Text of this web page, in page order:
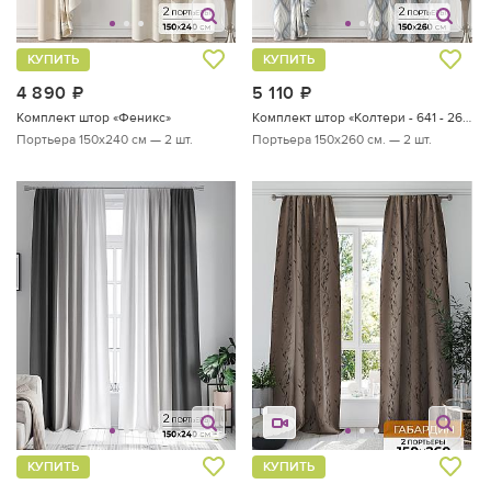
4 890
КУПИТЬ
Комплект штор «Феникс»
Портьера 150х240 см — 2 шт.
5 110
КУПИТЬ
Комплект штор «Колтери - 641 - 260 см»
Портьера 150х260 см. — 2 шт.
КУПИТЬ КУПИТЬ